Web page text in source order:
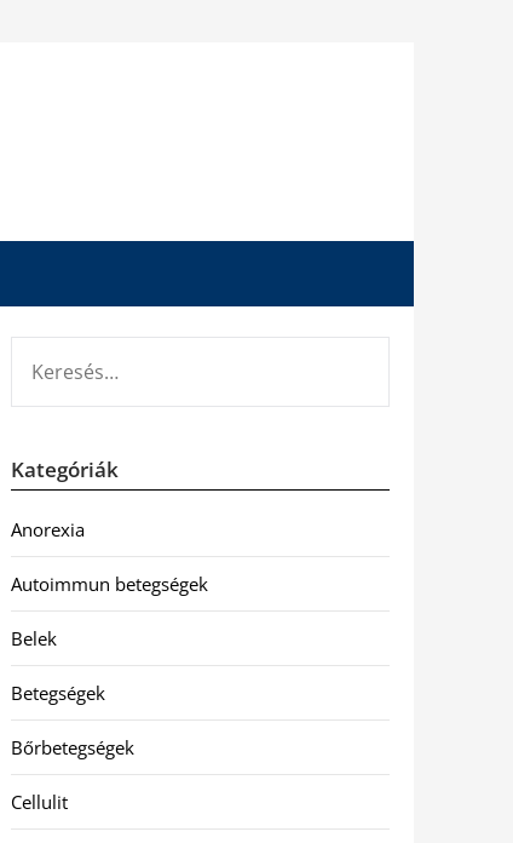
Kategóriák
Anorexia
Autoimmun betegségek
Belek
Betegségek
Bőrbetegségek
Cellulit